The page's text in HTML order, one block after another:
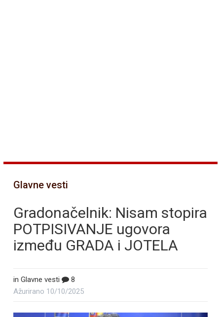
Glavne vesti
Gradonačelnik: Nisam stopira
POTPISIVANJE ugovora
između GRADA i JOTELA
in Glavne vesti
8
Ažurirano 10/10/2025